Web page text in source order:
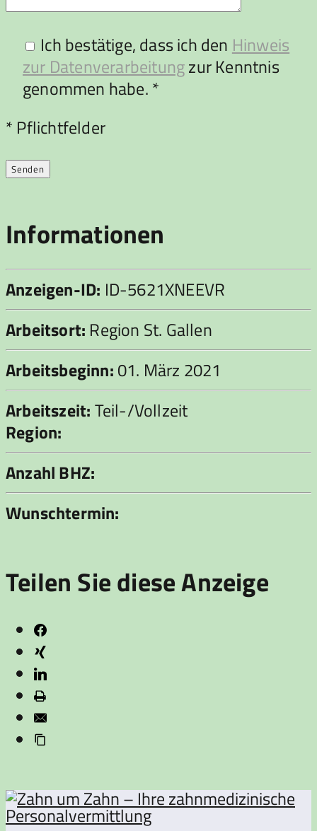
Ich bestätige, dass ich den Hinweis
zur Datenverarbeitungzur Kenntnis
genommen habe. *
Bitte lasse dieses Feld leer.
* Pflichtfelder
Informationen
Anzeigen-ID: ID-5621XNEEVR
Arbeitsort: Region St. Gallen
Arbeitsbeginn:01. März 2021
Arbeitszeit:Teil-/Vollzeit
Region:
Anzahl BHZ:
Wunschtermin:
Teilen Sie diese Anzeige